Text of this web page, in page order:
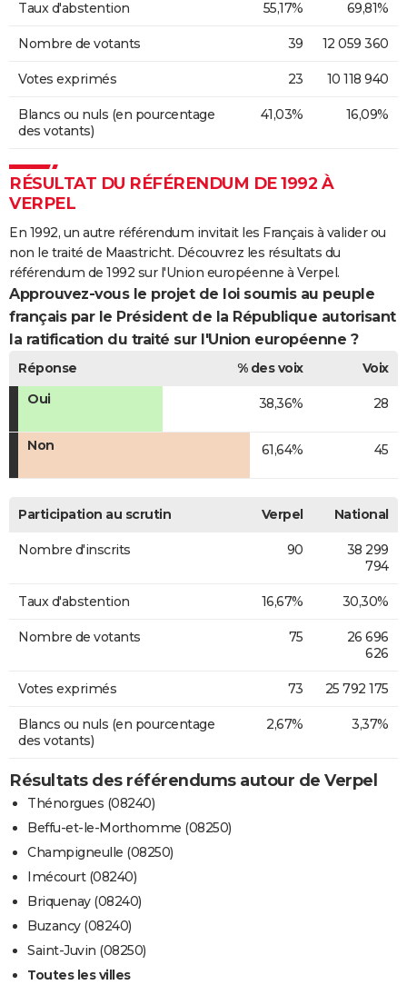
Taux d'abstention 55,17% 69,81%
Nombre de votants 39 12 059 360
Votes exprimés 23 10 118 940
Blancs ou nuls (en pourcentage
des votants)
41,03% 16,09%
RÉSULTAT DU RÉFÉRENDUM DE 1992 À
VERPEL
En 1992, un autre référendum invitait les Français à valider ou
non le traité de Maastricht. Découvrez les résultats du
référendum de 1992 sur l'Union européenne à Verpel.
Approuvez-vous le projet de loi soumis au peuple
français par le Président de la République autorisant
la ratification du traité sur l'Union européenne ?
Réponse % des voix
Voix
Oui
38,36% 28
Non 61,64% 45
Participation au scrutin Verpel National
Nombre d'inscrits 90
38 299
794
Taux d'abstention 16,67% 30,30%
Nombre de votants 75
26 696
626
Votes exprimés 73 25 792 175
Blancs ou nuls (en pourcentage
des votants)
2,67% 3,37%
Résultats des référendums autour de Verpel
Thénorgues (08240)
Beffu-et-le-Morthomme (08250)
Champigneulle (08250)
Imécourt (08240)
Briquenay (08240)
Buzancy (08240)
Saint-Juvin (08250)
Toutes les villes